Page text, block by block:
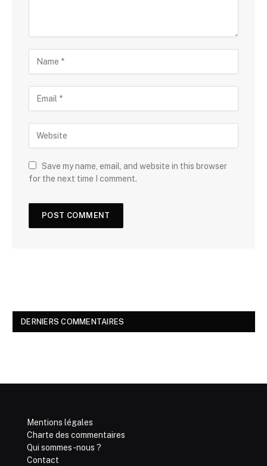
Save my name, email, and website in this browser
for the next time I comment.
DERNIERS COMMENTAIRES
Mentions légales
Charte des commentaires
Qui sommes-nous ?
Contact